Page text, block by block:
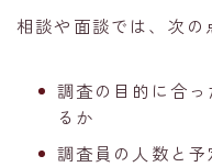
相談や面談では、次の
調査の目的に合
るか
調査員の人数と